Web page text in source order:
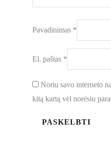
Pavadinimas *
El. paštas *
Noriu savo interneto
kitą kartą vėl norėsiu